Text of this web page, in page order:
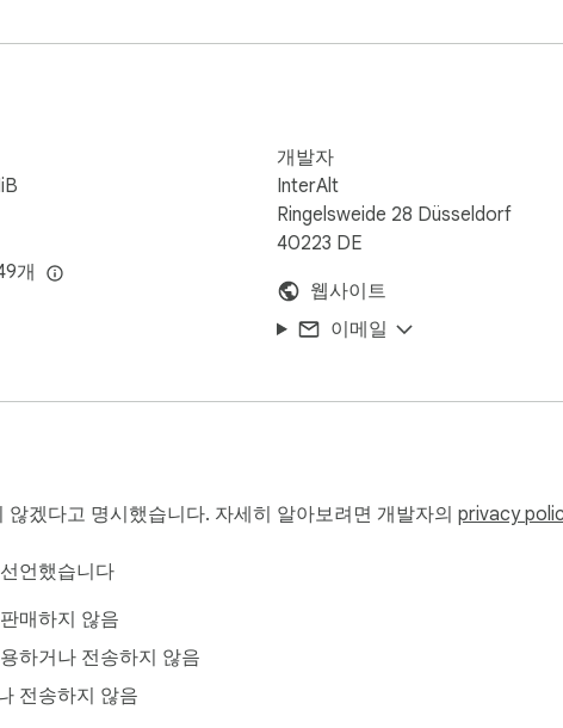
개
개발자
InterAlt
Ringelsweide 28 Düsseldorf
40223 DE
웹사이트
이메일
겠다고 명시했습니다. 자세히 알아보려면 개발자의 privacy
언했습니다
매하지 않음
하거나 전송하지 않음
전송하지 않음